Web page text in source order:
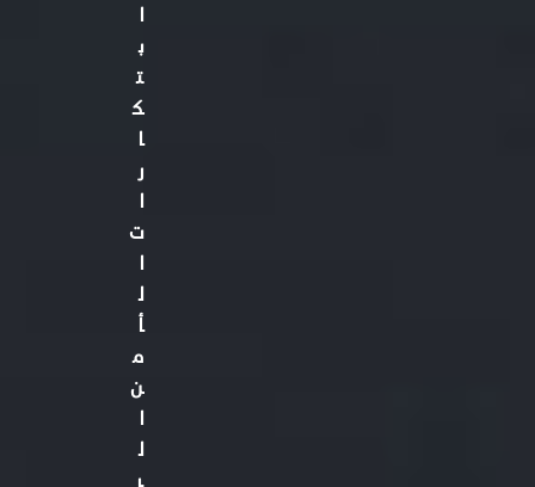
ا
ب
ت
ك
ا
ر
ا
ت
ا
ل
أ
م
ن
ا
ل
ر